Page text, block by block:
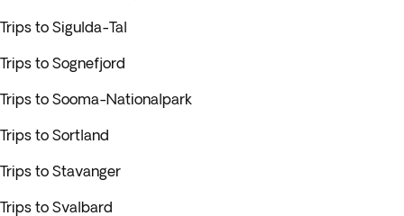
Trips to Sigulda-Tal
Trips to Sognefjord
Trips to Sooma-Nationalpark
Trips to Sortland
Trips to Stavanger
Trips to Svalbard